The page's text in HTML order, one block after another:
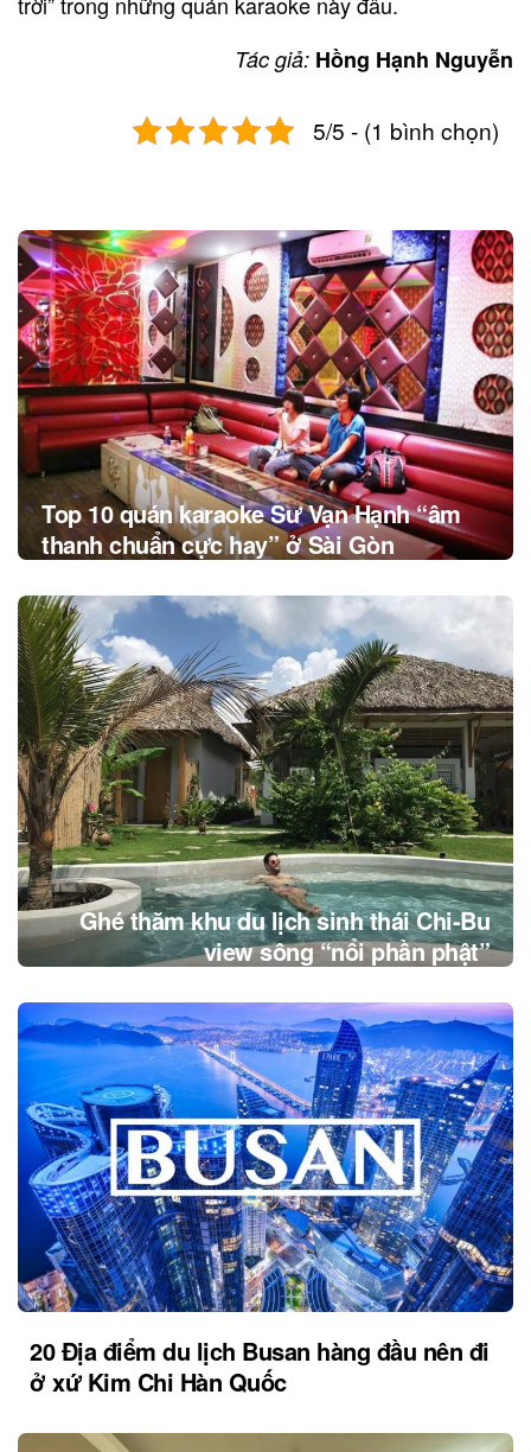
Tác giả: Hồng Hạnh Nguyễn
5/5 - (1 bình chọn)
Post
navigation
Top 10 quán karaoke Sư Vạn Hạnh “âm
thanh chuẩn cực hay” ở Sài Gòn
Ghé thăm khu du lịch sinh thái Chi-Bu
view sông “nổi phần phật”
20 Địa điểm du lịch Busan hàng đầu nên đi
ở xứ Kim Chi Hàn Quốc